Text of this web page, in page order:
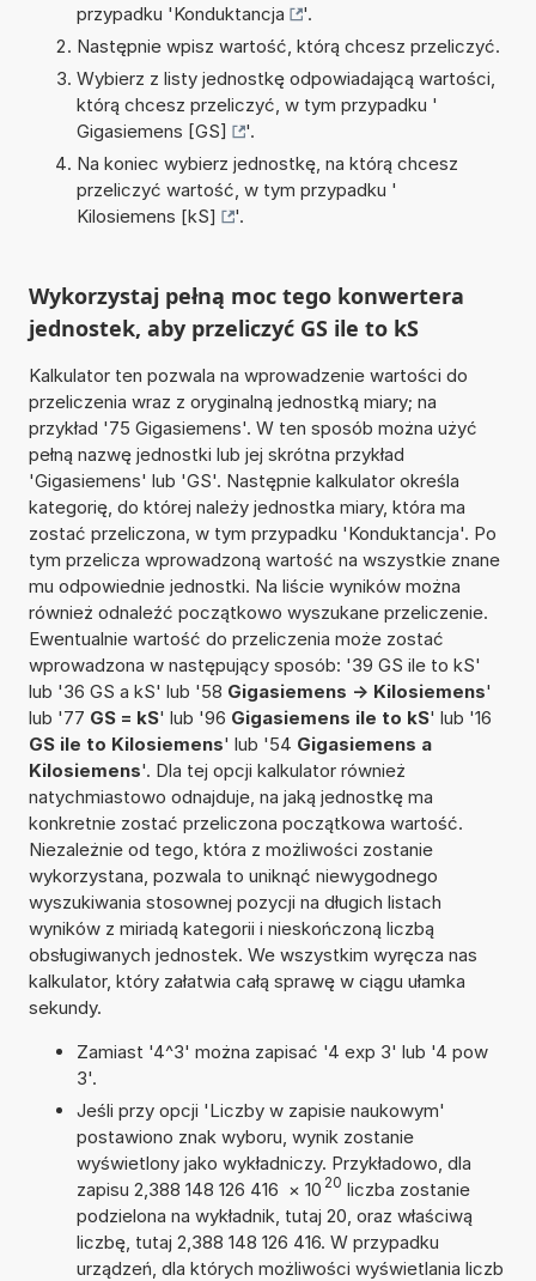
przypadku 'Konduktancja
'.
Następnie wpisz wartość, którą chcesz przeliczyć.
Wybierz z listy jednostkę odpowiadającą wartości,
którą chcesz przeliczyć, w tym przypadku '
Gigasiemens [GS]
'.
Na koniec wybierz jednostkę, na którą chcesz
przeliczyć wartość, w tym przypadku '
Kilosiemens [kS]
'.
Wykorzystaj pełną moc tego konwertera
jednostek, aby przeliczyć GS ile to kS
Kalkulator ten pozwala na wprowadzenie wartości do
przeliczenia wraz z oryginalną jednostką miary; na
przykład '75 Gigasiemens'. W ten sposób można użyć
pełną nazwę jednostki lub jej skrótna przykład
'Gigasiemens' lub 'GS'. Następnie kalkulator określa
kategorię, do której należy jednostka miary, która ma
zostać przeliczona, w tym przypadku 'Konduktancja'. Po
tym przelicza wprowadzoną wartość na wszystkie znane
mu odpowiednie jednostki. Na liście wyników można
również odnaleźć początkowo wyszukane przeliczenie.
Ewentualnie wartość do przeliczenia może zostać
wprowadzona w następujący sposób: '39 GS ile to kS'
lub '36 GS a kS' lub '58 Gigasiemens -> Kilosiemens'
lub '77 GS = kS' lub '96 Gigasiemens ile to kS' lub '16
GS ile to Kilosiemens' lub '54 Gigasiemens a
Kilosiemens'. Dla tej opcji kalkulator również
natychmiastowo odnajduje, na jaką jednostkę ma
konkretnie zostać przeliczona początkowa wartość.
Niezależnie od tego, która z możliwości zostanie
wykorzystana, pozwala to uniknąć niewygodnego
wyszukiwania stosownej pozycji na długich listach
wyników z miriadą kategorii i nieskończoną liczbą
obsługiwanych jednostek. We wszystkim wyręcza nas
kalkulator, który załatwia całą sprawę w ciągu ułamka
sekundy.
Zamiast '4^3' można zapisać '4 exp 3' lub '4 pow
3'.
Jeśli przy opcji 'Liczby w zapisie naukowym'
postawiono znak wyboru, wynik zostanie
wyświetlony jako wykładniczy. Przykładowo, dla
zapisu 2,388 148 126 416 × 10 20 liczba zostanie
podzielona na wykładnik, tutaj 20, oraz właściwą
liczbę, tutaj 2,388 148 126 416. W przypadku
urządzeń, dla których możliwości wyświetlania liczb